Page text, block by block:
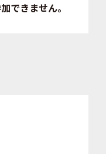
できません。